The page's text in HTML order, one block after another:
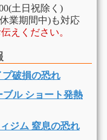
土日祝除く)
業期間中)も対応
えください。
破損の恐れ
ブル ショート発熱
ジム 窒息の恐れ